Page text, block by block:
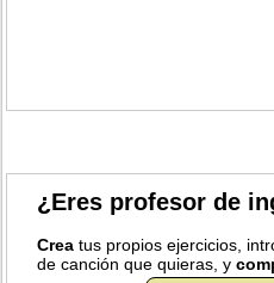
¿Eres profesor de
Crea tus propios ejercicios,
de canción que quieras, y